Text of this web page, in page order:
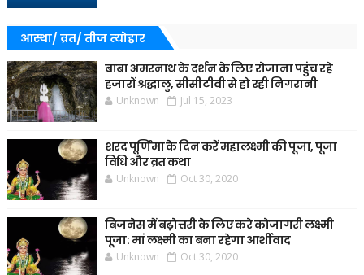
आस्था/ व्रत/ तीज त्‍योहार
बाबा अमरनाथ के दर्शन के लिए रोजाना पहुंच रहे
हजारों श्रद्धालु, सीसीटीवी से हो रही निगरानी
Unknown Jul 15, 2023
शरद पूर्णिमा के दिन करें महालक्ष्मी की पूजा, पूजा
विधि और व्रत कथा
Unknown Oct 30, 2020
बिजनेस में बढ़ोत्तरी के लिए करे कोजागरी लक्ष्मी
पूजा: मां लक्ष्मी का बना रहेगा आर्शीवाद
Unknown Oct 30, 2020